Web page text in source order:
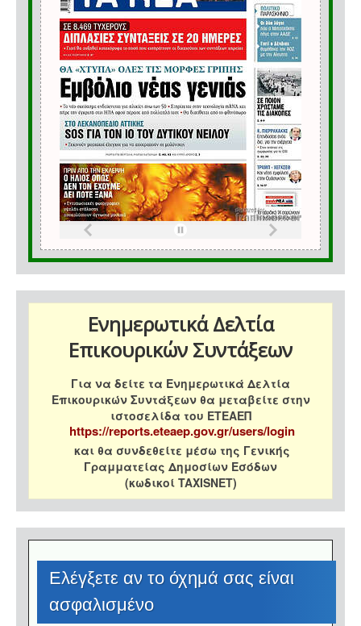
Ενημερωτικά Δελτία
Επικουρικών Συντάξεων
Για να δείτε τα Ενημερωτικά Δελτία
Επικουρικών Συντάξεων θα μεταβείτε στην
ιστοσελίδα του ΕΤΕΑΕΠ
https://reports.eteaep.gov.gr/users/login
και θα συνδεθείτε μέσω της Γενικής
Γραμματείας Δημοσίων Εσόδων
(κωδικοί TAXISNET)
Eλέγξετε αν το όχημά σας είναι
ασφαλισμένο